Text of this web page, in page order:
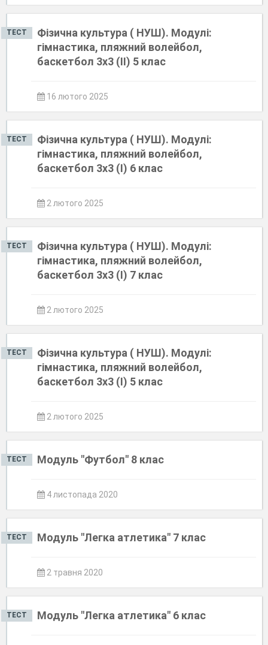
ТЕСТ
Фізична культура ( НУШ). Модулі:
гімнастика, пляжний волейбол,
баскетбол 3х3 (ІІ) 5 клас
16 лютого 2025
ТЕСТ
Фізична культура ( НУШ). Модулі:
гімнастика, пляжний волейбол,
баскетбол 3х3 (І) 6 клас
2 лютого 2025
ТЕСТ
Фізична культура ( НУШ). Модулі:
гімнастика, пляжний волейбол,
баскетбол 3х3 (І) 7 клас
2 лютого 2025
ТЕСТ
Фізична культура ( НУШ). Модулі:
гімнастика, пляжний волейбол,
баскетбол 3х3 (І) 5 клас
2 лютого 2025
ТЕСТ Модуль "Футбол" 8 клас
4 листопада 2020
ТЕСТ Модуль "Легка атлетика" 7 клас
2 травня 2020
ТЕСТ Модуль "Легка атлетика" 6 клас